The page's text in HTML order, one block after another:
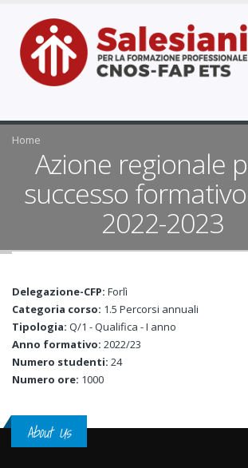
Home
Azione regionale
successo formativo
2022-2023
Delegazione-CFP: Forlì
Categoria corso: 1.5 Percorsi annuali
Tipologia: Q/1 - Qualifica - I anno
Anno formativo: 2022/23
Numero studenti: 24
Numero ore: 1000
About Us